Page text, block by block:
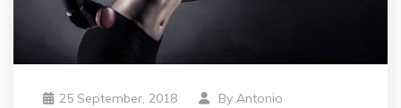
25 September, 2018 By Antonio